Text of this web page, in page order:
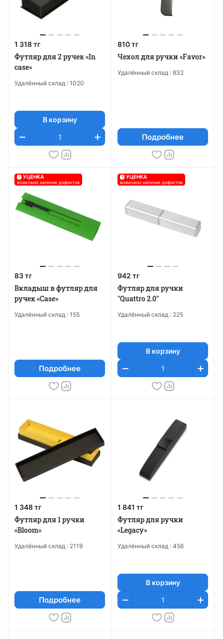
1 318 тг
Футляр для 2 ручек «In
case»
Удалённый склад : 1020
В корзину
810 тг
Чехол для ручки «Favor»
Удалённый склад : 832
Подробнее
! УЦЕНКА
возможно наличие дефектов
83 тг
Вкладыш в футляр для
ручек «Case»
Удалённый склад : 155
Подробнее
! УЦЕНКА
возможно наличие дефектов
942 тг
Футляр для ручки
"Quattro 2.0"
Удалённый склад : 225
В корзину
1 348 тг
Футляр для 1 ручки
«Bloom»
Удалённый склад : 2119
Подробнее
1 841 тг
Футляр для ручки
«Legacy»
Удалённый склад : 456
В корзину